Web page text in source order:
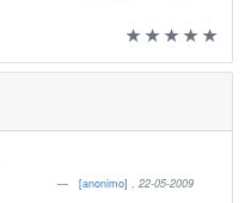
[anonimo] , 22-05-2009